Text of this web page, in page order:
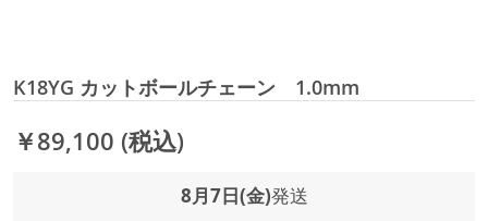
K18YG カットボールチェーン 1.0mm
￥89,100 (税込)
8月7日(金)発送